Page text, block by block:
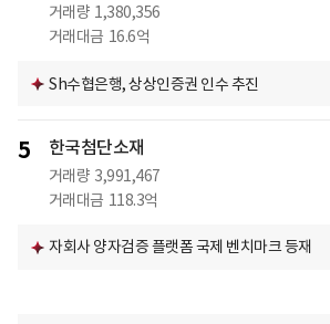
거래량 1,380,356
거래대금 16.6억
Sh수협은행, 상상인증권 인수 추진
5 한국첨단소재
거래량 3,991,467
거래대금 118.3억
자회사 양자검증 플랫폼 국제 벤치마크 등재